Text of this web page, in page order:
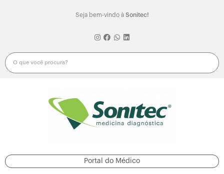
Seja bem-vindo à Sonitec!
Portal do Médico